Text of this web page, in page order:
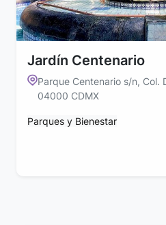
Jardín Centenario
Parque Centenario s/n, Col.
04000 CDMX
Parques y Bienestar